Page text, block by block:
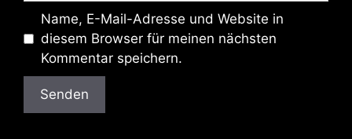
Name, E-Mail-Adresse und Website in
diesem Browser für meinen nächsten
Kommentar speichern.